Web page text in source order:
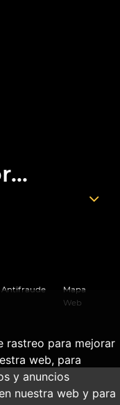
rastreo para mejorar
web, para
y anuncios
nuestra web y para
Antifraude
Mapa
Web